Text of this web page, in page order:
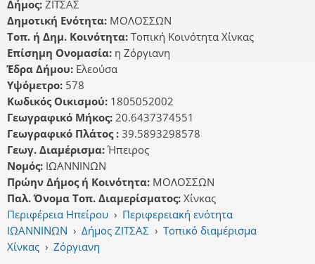
Δήμος: ΖΙΤΣΑΣ
Δημοτική Ενότητα: ΜΟΛΟΣΣΩΝ
Τοπ. ή Δημ. Κοινότητα: Τοπική Κοινότητα Χίνκας
Επίσημη Ονομασία: η Ζόργιανη
Έδρα Δήμου: Ελεούσα
Υψόμετρο: 578
Κωδικός Οικισμού: 1805052002
Γεωγραφικό Μήκος: 20.6437374551
Γεωγραφικό Πλάτος : 39.5893298578
Γεωγ. Διαμέρισμα:Ήπειρος
Νομός: ΙΩΑΝΝΙΝΩΝ
Πρώην Δήμος ή Κοινότητα: ΜΟΛΟΣΣΩΝ
Παλ. Όνομα Τοπ. Διαμερίσματος: Χίνκας
Περιφέρεια Ηπείρου › Περιφερειακή ενότητα
ΙΩΑΝΝΙΝΩΝ › Δήμος ΖΙΤΣΑΣ › Τοπικό διαμέρισμα
Χίνκας › Ζόργιανη